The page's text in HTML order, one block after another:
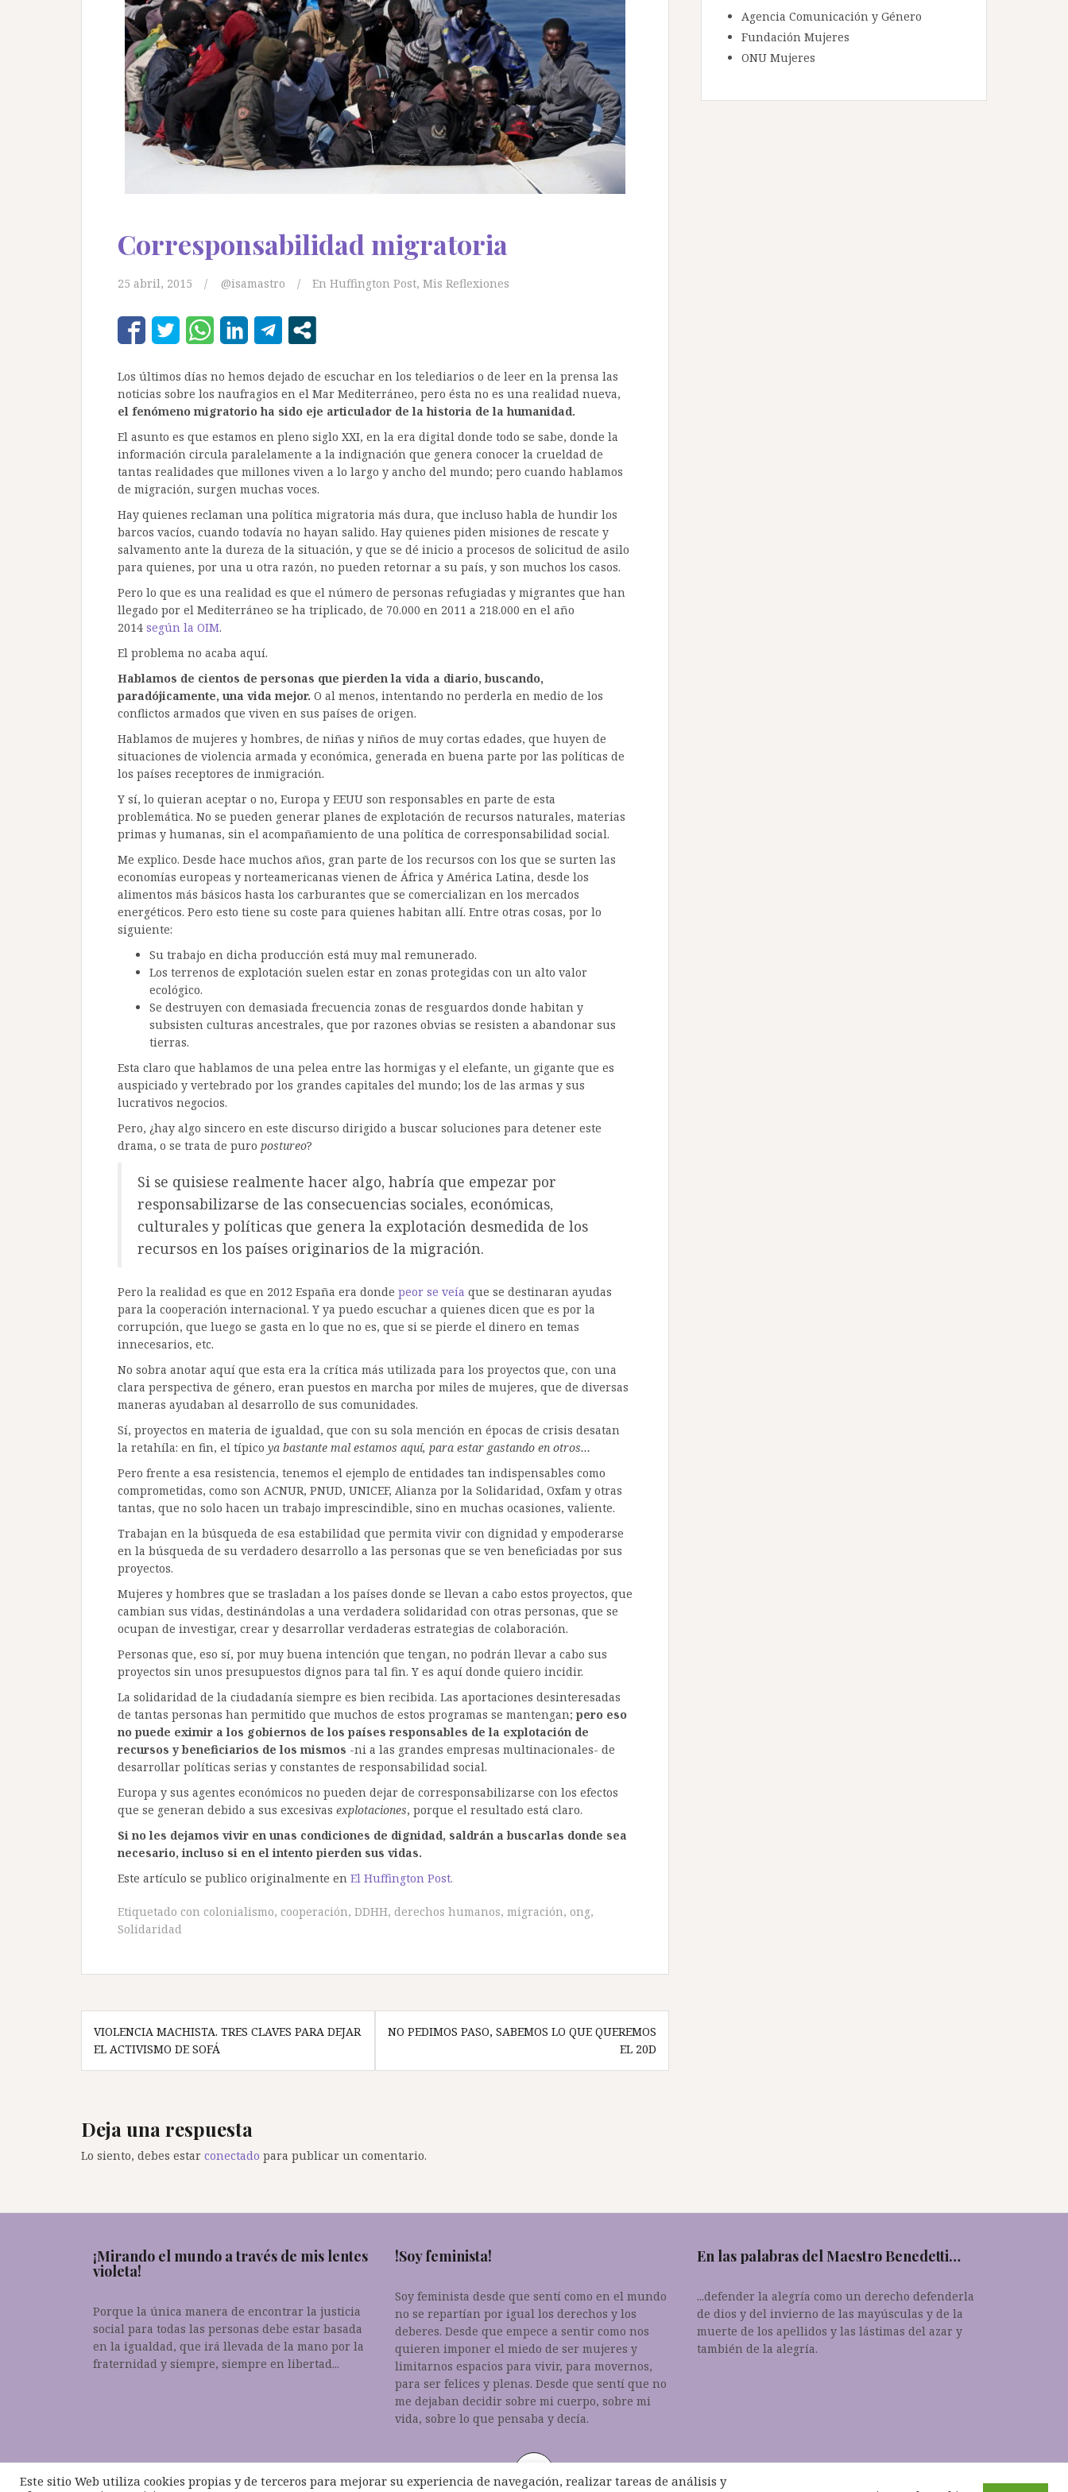
Corresponsabilidad migratoria
25 abril, 2015 @isamastro En Huffington Post, Mis Reflexiones
Los últimos días no hemos dejado de escuchar en los telediarios o de leer en la prensa las
noticias sobre los naufragios en el Mar Mediterráneo, pero ésta no es una realidad nueva,
el fenómeno migratorio ha sido eje articulador de la historia de la humanidad.
El asunto es que estamos en pleno siglo XXI, en la era digital donde todo se sabe, donde la
información circula paralelamente a la indignación que genera conocer la crueldad de
tantas realidades que millones viven a lo largo y ancho del mundo; pero cuando hablamos
de migración, surgen muchas voces.
Hay quienes reclaman una política migratoria más dura, que incluso habla de hundir los
barcos vacíos, cuando todavía no hayan salido. Hay quienes piden misiones de rescate y
salvamento ante la dureza de la situación, y que se dé inicio a procesos de solicitud de asilo
para quienes, por una u otra razón, no pueden retornar a su país, y son muchos los casos.
Pero lo que es una realidad es que el número de personas refugiadas y migrantes que han
llegado por el Mediterráneo se ha triplicado, de 70.000 en 2011 a 218.000 en el año
2014 según la OIM.
El problema no acaba aquí.
Hablamos de cientos de personas que pierden la vida a diario, buscando,
paradójicamente, una vida mejor. O al menos, intentando no perderla en medio de los
conflictos armados que viven en sus países de origen.
Hablamos de mujeres y hombres, de niñas y niños de muy cortas edades, que huyen de
situaciones de violencia armada y económica, generada en buena parte por las políticas de
los países receptores de inmigración.
Y sí, lo quieran aceptar o no, Europa y EEUU son responsables en parte de esta
problemática. No se pueden generar planes de explotación de recursos naturales, materias
primas y humanas, sin el acompañamiento de una política de corresponsabilidad social.
Me explico. Desde hace muchos años, gran parte de los recursos con los que se surten las
economías europeas y norteamericanas vienen de África y América Latina, desde los
alimentos más básicos hasta los carburantes que se comercializan en los mercados
energéticos. Pero esto tiene su coste para quienes habitan allí. Entre otras cosas, por lo
siguiente:
Su trabajo en dicha producción está muy mal remunerado.
Los terrenos de explotación suelen estar en zonas protegidas con un alto valor
ecológico.
Se destruyen con demasiada frecuencia zonas de resguardos donde habitan y
subsisten culturas ancestrales, que por razones obvias se resisten a abandonar sus
tierras.
Esta claro que hablamos de una pelea entre las hormigas y el elefante, un gigante que es
auspiciado y vertebrado por los grandes capitales del mundo; los de las armas y sus
lucrativos negocios.
Pero, ¿hay algo sincero en este discurso dirigido a buscar soluciones para detener este
drama, o se trata de puro postureo?
Si se quisiese realmente hacer algo, habría que empezar por
responsabilizarse de las consecuencias sociales, económicas,
culturales y políticas que genera la explotación desmedida de los
recursos en los países originarios de la migración.
Pero la realidad es que en 2012 España era donde peor se veía que se destinaran ayudas
para la cooperación internacional. Y ya puedo escuchar a quienes dicen que es por la
corrupción, que luego se gasta en lo que no es, que si se pierde el dinero en temas
innecesarios, etc.
No sobra anotar aquí que esta era la crítica más utilizada para los proyectos que, con una
clara perspectiva de género, eran puestos en marcha por miles de mujeres, que de diversas
maneras ayudaban al desarrollo de sus comunidades.
Sí, proyectos en materia de igualdad, que con su sola mención en épocas de crisis desatan
la retahíla: en fin, el típico ya bastante mal estamos aquí, para estar gastando en otros…
Pero frente a esa resistencia, tenemos el ejemplo de entidades tan indispensables como
comprometidas, como son ACNUR, PNUD, UNICEF, Alianza por la Solidaridad, Oxfam y otras
tantas, que no solo hacen un trabajo imprescindible, sino en muchas ocasiones, valiente.
Trabajan en la búsqueda de esa estabilidad que permita vivir con dignidad y empoderarse
en la búsqueda de su verdadero desarrollo a las personas que se ven beneficiadas por sus
proyectos.
Mujeres y hombres que se trasladan a los países donde se llevan a cabo estos proyectos, que
cambian sus vidas, destinándolas a una verdadera solidaridad con otras personas, que se
ocupan de investigar, crear y desarrollar verdaderas estrategias de colaboración.
Personas que, eso sí, por muy buena intención que tengan, no podrán llevar a cabo sus
proyectos sin unos presupuestos dignos para tal fin. Y es aquí donde quiero incidir.
La solidaridad de la ciudadanía siempre es bien recibida. Las aportaciones desinteresadas
de tantas personas han permitido que muchos de estos programas se mantengan; pero eso
no puede eximir a los gobiernos de los países responsables de la explotación de
recursos y beneficiarios de los mismos -ni a las grandes empresas multinacionales- de
desarrollar políticas serias y constantes de responsabilidad social.
Europa y sus agentes económicos no pueden dejar de corresponsabilizarse con los efectos
que se generan debido a sus excesivas explotaciones, porque el resultado está claro.
Si no les dejamos vivir en unas condiciones de dignidad, saldrán a buscarlas donde sea
necesario, incluso si en el intento pierden sus vidas.
Este artículo se publico originalmente en El Huffington Post.
Etiquetado con colonialismo, cooperación, DDHH, derechos humanos, migración, ong,
Solidaridad
Navegación
de
entradas
VIOLENCIA MACHISTA. TRES CLAVES PARA DEJAR
EL ACTIVISMO DE SOFÁ
NO PEDIMOS PASO, SABEMOS LO QUE QUEREMOS
EL 20D
Deja una respuesta
Lo siento, debes estar conectado para publicar un comentario.
Agencia Comunicación y Género
Fundación Mujeres
ONU Mujeres
¡Mirando el mundo a través de mis lentes
violeta!
Porque la única manera de encontrar la justicia
social para todas las personas debe estar basada
en la igualdad, que irá llevada de la mano por la
fraternidad y siempre, siempre en libertad...
!Soy feminista!
Soy feminista desde que sentí como en el mundo
no se repartían por igual los derechos y los
deberes. Desde que empece a sentir como nos
quieren imponer el miedo de ser mujeres y
limitarnos espacios para vivir, para movernos,
para ser felices y plenas. Desde que sentí que no
me dejaban decidir sobre mi cuerpo, sobre mi
vida, sobre lo que pensaba y decía.
En las palabras del Maestro Benedetti…
...defender la alegría como un derecho defenderla
de dios y del invierno de las mayúsculas y de la
muerte de los apellidos y las lástimas del azar y
también de la alegría.
Este sitio Web utiliza cookies propias y de terceros para mejorar su experiencia de navegación, realizar tareas de análisis y